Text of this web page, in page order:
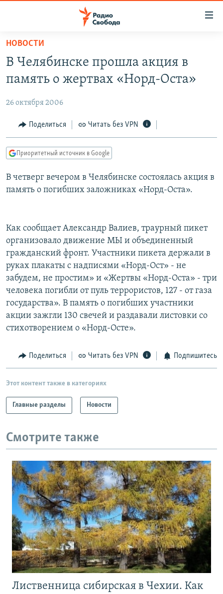
упрощенного
доступа
основному
Вернутся
главной
навигации
Вернутся
ПРОГРАММЫ
АВТОРСКИЕ ПРОЕКТЫ
ЦИТАТЫ СВОБОДЫ
МНЕНИЯ
IDEL.РЕАЛИИ
КАВКАЗ.РЕАЛИИ
РАСПИСАНИЕ ВЕЩАНИЯ
ПОДПИШИТЕСЬ НА РАССЫЛКУ
СОЦИАЛЬНЫЕ СЕТИ
НОВОСТИ
В Челябинске прошла акция в
память о жертвах «Норд-Оста»
26 октября 2006
Поделиться Читать без VPN
Приоритетный источник в Google
В четверг вечером в Челябинске состоялась акция в
память о погибших заложниках «Норд-Оста».
Как сообщает Александр Валиев, траурный пикет
организовало движение МЫ и объединенный
гражданский фронт. Участники пикета держали в
руках плакаты с надписями «Норд-Ост» - не
забудем, не простим» и «Жертвы «Норд-Оста» - три
человека погибли от пуль террористов, 127 - от газа
государства». В память о погибших участники
акции зажгли 130 свечей и раздавали листовки со
стихотворением о «Норд-Осте».
Поделиться Читать без VPN Подпишитесь
Этот контент также в категориях
Главные разделы Новости
Смотрите также
Лиственница сибирская в Чехии. Как